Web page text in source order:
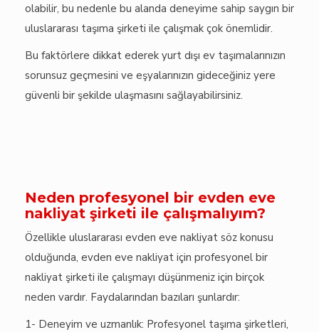
olabilir, bu nedenle bu alanda deneyime sahip saygın bir
uluslararası taşıma şirketi ile çalışmak çok önemlidir.
Bu faktörlere dikkat ederek yurt dışı ev taşımalarınızın
sorunsuz geçmesini ve eşyalarınızın gideceğiniz yere
güvenli bir şekilde ulaşmasını sağlayabilirsiniz.
Neden profesyonel bir evden eve
nakliyat şirketi ile çalışmalıyım?
Özellikle uluslararası evden eve nakliyat söz konusu
olduğunda, evden eve nakliyat için profesyonel bir
nakliyat şirketi ile çalışmayı düşünmeniz için birçok
neden vardır. Faydalarından bazıları şunlardır:
1- Deneyim ve uzmanlık: Profesyonel taşıma şirketleri,